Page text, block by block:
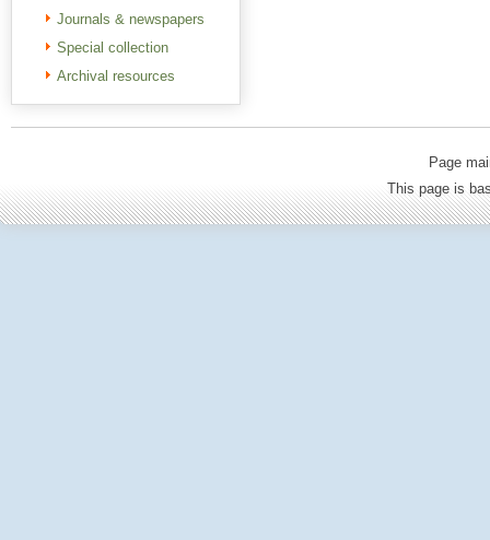
Journals & newspapers
Special collection
Archival resources
Page
This page is